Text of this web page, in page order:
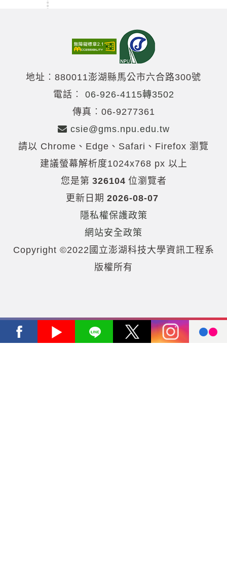
地址︰880011澎湖縣馬公市六合路300號
電話︰ 06-926-4115轉3502
傳真︰06-9277361
csie@gms.npu.edu.tw
請以 Chrome、Edge、Safari、Firefox 瀏覽
建議螢幕解析度1024x768 px 以上
您是第 326104 位瀏覽者
更新日期 2026-08-07
隱私權保護政策
網站安全政策
Copyright ©2022國立澎湖科技大學資訊工程系
版權所有
Facebook Youtube Line X Instagram